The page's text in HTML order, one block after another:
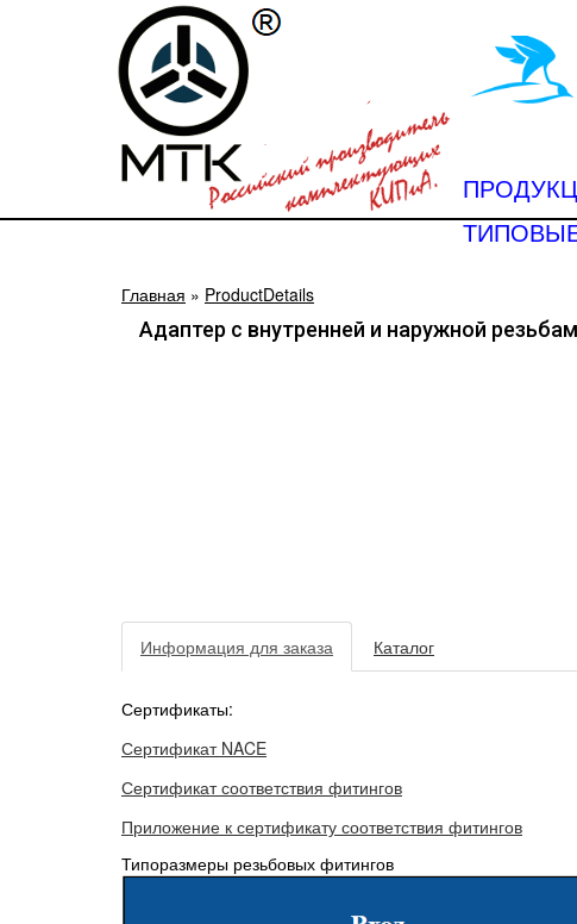
Главная » ProductDetails
Адаптер с внутренней и наружной
Информация для заказа Каталог
Сертификаты:
Сертификат NACE
Сертификат соответствия фитингов
Приложение к сертификату соответствия фитингов
Типоразмеры резьбовых фитингов